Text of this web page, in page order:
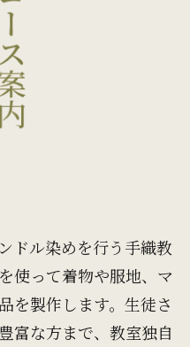
ドル染めを行う手織教
使って着物や服地、マ
を製作します。生徒さ
富な方まで、教室独自